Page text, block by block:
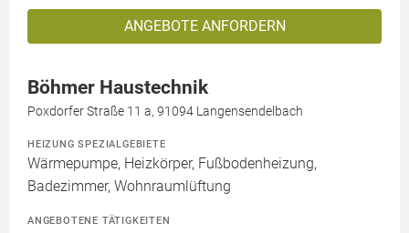
ANGEBOTE ANFORDERN
Böhmer Haustechnik
Poxdorfer Straße 11 a, 91094 Langensendelbach
HEIZUNG SPEZIALGEBIETE
Wärmepumpe, Heizkörper, Fußbodenheizung,
Badezimmer, Wohnraumlüftung
ANGEBOTENE TÄTIGKEITEN